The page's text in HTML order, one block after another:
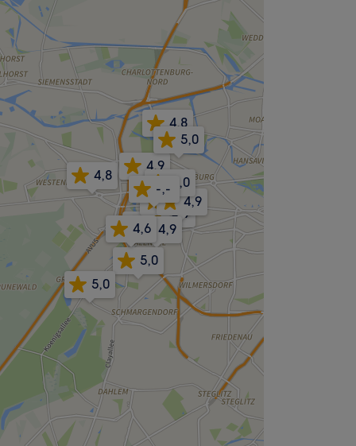
4,9
4,8
4,9
5,0
4,8
4,9
4,9
4,9
5,0
4,6
5,0
5,0
5,0
-,-